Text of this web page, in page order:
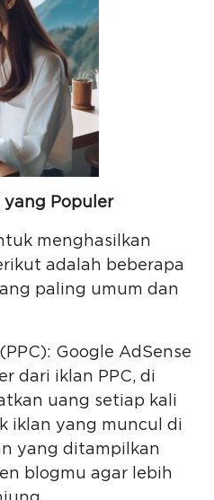
yang Populer
menghasilkan
adalah beberapa
paling umum dan
Google AdSense
dari iklan PPC, di
uang setiap kali
iklan yang muncul di
yang ditampilkan
blogmu agar lebih